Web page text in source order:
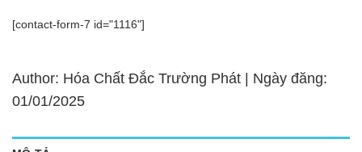
[contact-form-7 id="1116"]
Author: Hóa Chất Đắc Trường Phát | Ngày đăng:
01/01/2025